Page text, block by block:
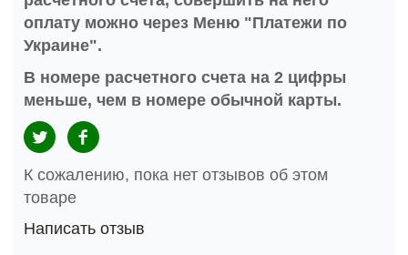
оплату можно через Меню "Платежи по
Украине".
В номере расчетного счета на 2 цифры
меньше, чем в номере обычной карты.
К сожалению, пока нет отзывов об этом
товаре
Написать отзыв